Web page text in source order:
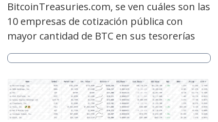
BitcoinTreasuries.com, se ven cuáles son las
10 empresas de cotización pública con
mayor cantidad de BTC en sus tesorerías